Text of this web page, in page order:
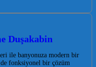
Duşakabin
ile banyonuza modern bir
fonksiyonel bir çözüm